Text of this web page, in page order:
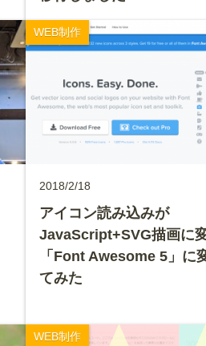
WEB制作
2018/2/18
アイコン読み込みが
JavaScript+SVG描画に
「Font Awesome 5」に
てみた
WEB制作